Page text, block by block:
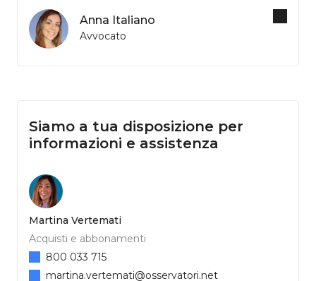
Anna Italiano
Avvocato
Siamo a tua disposizione per
informazioni e assistenza
Martina Vertemati
Acquisti e abbonamenti
800 033 715
martina.vertemati@osservatori.net